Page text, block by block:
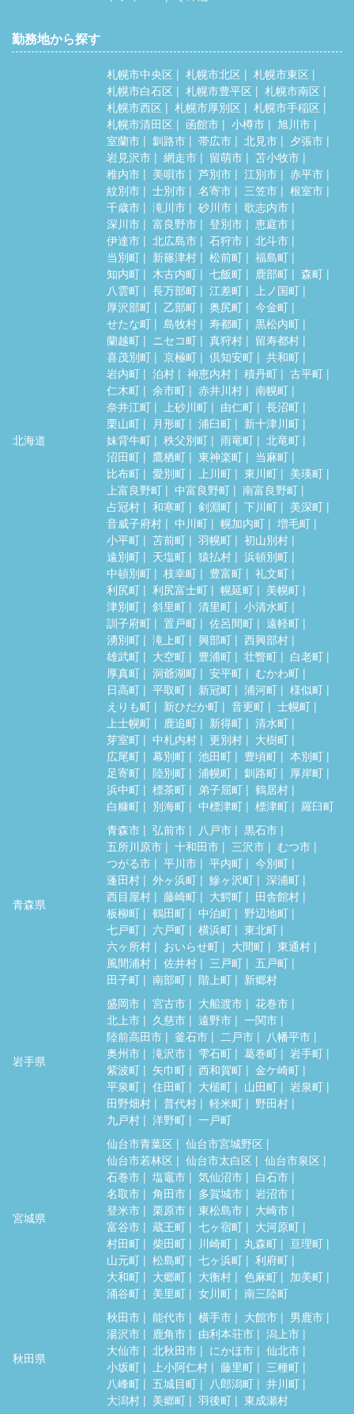
勤務地から探す
北海道
札幌市中央区 札幌市北区
札幌市東区
札幌市白石区
札幌市豊平区
札幌市南区
札幌市西区
札幌市厚別区
札幌市手稲区
札幌市清田区
函館市 小樽市
旭川市
室蘭市
釧路市 帯広市 北見市
夕張市
岩見沢市
網走市 留萌市
苫小牧市
稚内市
美唄市 芦別市 江別市
赤平市
紋別市
士別市 名寄市 三笠市
根室市
千歳市
滝川市 砂川市
歌志内市
深川市
富良野市 登別市
恵庭市
伊達市
北広島市 石狩市
北斗市
当別町
新篠津村 松前町
福島町
知内町
木古内町 七飯町 鹿部町
森町
八雲町
長万部町 江差町
上ノ国町
厚沢部町
乙部町 奥尻町
今金町
せたな町
島牧村 寿都町
黒松内町
蘭越町
ニセコ町 真狩村
留寿都村
喜茂別町
京極町 倶知安町
共和町
岩内町
泊村 神恵内村 積丹町
古平町
仁木町
余市町 赤井川村
南幌町
奈井江町
上砂川町 由仁町
長沼町
栗山町
月形町 浦臼町
新十津川町
妹背牛町
秩父別町 雨竜町
北竜町
沼田町
鷹栖町 東神楽町
当麻町
比布町
愛別町 上川町 東川町
美瑛町
上富良野町
中富良野町
南富良野町
占冠村
和寒町 剣淵町 下川町
美深町
音威子府村
中川町 幌加内町
増毛町
小平町
苫前町 羽幌町
初山別村
遠別町
天塩町 猿払村
浜頓別町
中頓別町
枝幸町 豊富町
礼文町
利尻町
利尻富士町 幌延町
美幌町
津別町
斜里町 清里町
小清水町
訓子府町
置戸町 佐呂間町
遠軽町
湧別町
滝上町 興部町
西興部村
雄武町
大空町 豊浦町 壮瞥町
白老町
厚真町
洞爺湖町 安平町
むかわ町
日高町
平取町 新冠町 浦河町
様似町
えりも町
新ひだか町 音更町
士幌町
上士幌町
鹿追町 新得町
清水町
芽室町
中札内村 更別村
大樹町
広尾町
幕別町 池田町 豊頃町
本別町
足寄町
陸別町 浦幌町 釧路町
厚岸町
浜中町
標茶町 弟子屈町
鶴居村
白糠町
別海町 中標津町 標津町 羅臼町
青森県
青森市 弘前市 八戸市
黒石市
五所川原市
十和田市 三沢市
むつ市
つがる市
平川市 平内町
今別町
蓬田村
外ヶ浜町 鰺ヶ沢町
深浦町
西目屋村
藤崎町 大鰐町
田舎館村
板柳町
鶴田町 中泊町
野辺地町
七戸町
六戸町 横浜町
東北町
六ヶ所村
おいらせ町 大間町
東通村
風間浦村
佐井村 三戸町
五戸町
田子町
南部町 階上町 新郷村
岩手県
盛岡市 宮古市 大船渡市
花巻市
北上市
久慈市 遠野市
一関市
陸前高田市
釜石市 二戸市
八幡平市
奥州市
滝沢市 雫石町 葛巻町
岩手町
紫波町
矢巾町 西和賀町
金ケ崎町
平泉町
住田町 大槌町 山田町
岩泉町
田野畑村
普代村 軽米町
野田村
九戸村
洋野町 一戸町
宮城県
仙台市青葉区
仙台市宮城野区
仙台市若林区
仙台市太白区
仙台市泉区
石巻市
塩竈市 気仙沼市
白石市
名取市
角田市 多賀城市
岩沼市
登米市
栗原市 東松島市
大崎市
富谷市
蔵王町 七ヶ宿町
大河原町
村田町
柴田町 川崎町 丸森町
亘理町
山元町
松島町 七ヶ浜町
利府町
大和町
大郷町 大衡村 色麻町
加美町
涌谷町
美里町 女川町 南三陸町
秋田県
秋田市 能代市 横手市 大館市
男鹿市
湯沢市
鹿角市 由利本荘市
潟上市
大仙市
北秋田市 にかほ市
仙北市
小坂町
上小阿仁村 藤里町
三種町
八峰町
五城目町 八郎潟町
井川町
大潟村
美郷町 羽後町 東成瀬村